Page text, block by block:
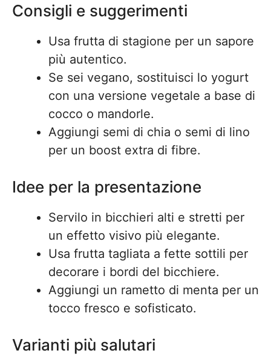
Consigli e suggerimenti
Usa frutta di stagione per un sapore
più autentico.
Se sei vegano, sostituisci lo yogurt
con una versione vegetale a base di
cocco o mandorle.
Aggiungi semi di chia o semi di lino
per un boost extra di fibre.
Idee per la presentazione
Servilo in bicchieri alti e stretti per
un effetto visivo più elegante.
Usa frutta tagliata a fette sottili per
decorare i bordi del bicchiere.
Aggiungi un rametto di menta per un
tocco fresco e sofisticato.
Varianti più salutari